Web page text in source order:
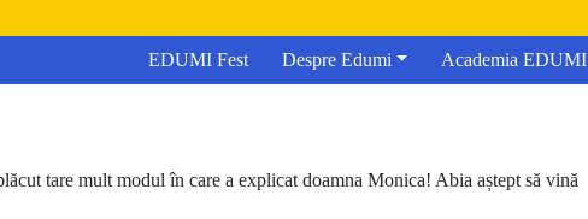
EDUMI Fest Despre Edumi Academia EDUMI
tare mult modul în care a explicat doamna Monica! Abia aștept să vină